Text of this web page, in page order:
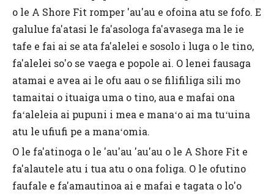
o le A Shore Fit romper 'au'au e ofoina atu se fofo. E
galulue fa'atasi le fa'asologa fa'avasega ma le ie
tafe e fai ai se ata fa'alelei e sosolo i luga o le tino,
fa'alelei so'o se vaega e popole ai. O lenei fausaga
atamai e avea ai le ofu aau o se filifiliga sili mo
tamaitai o ituaiga uma o tino, aua e mafai ona
faʻaleleia ai pupuni i mea e manaʻo ai ma tuʻuina
atu le ufiufi pe a manaʻomia.
O le fa'atinoga o le 'au'au 'au'au o le A Shore Fit e
fa'alautele atu i tua atu o ona foliga. O le ofutino
faufale e fa'amautinoa ai e mafai e tagata o lo'o